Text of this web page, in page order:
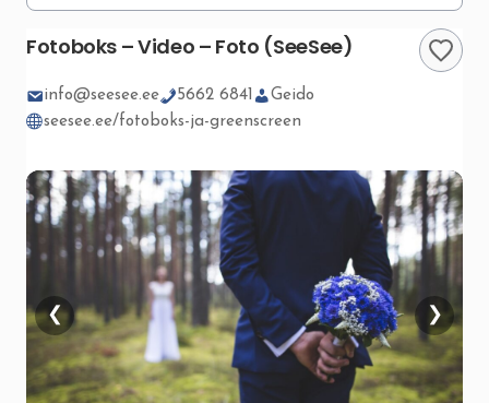
Fotoboks – Video – Foto (SeeSee)
info@seesee.ee 5662 6841
Geido
seesee.ee/fotoboks-ja-greenscreen
❮ ❯